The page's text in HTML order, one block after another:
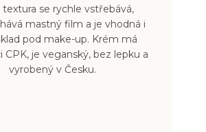
textura se rychle vstřebává,
mastný film a je vhodná i
pod make-up. Krém má
CPK, je veganský, bez lepku a
vyrobený v Česku.